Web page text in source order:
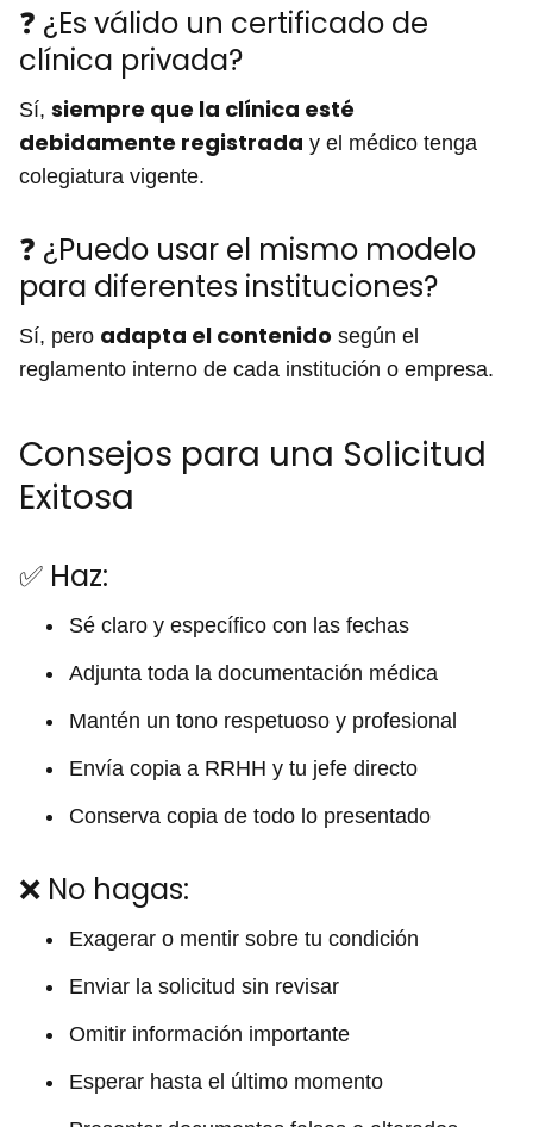
❓ ¿Es válido un certificado de
clínica privada?
Sí, siempre que la clínica esté
debidamente registrada y el médico tenga
colegiatura vigente.
❓ ¿Puedo usar el mismo modelo
para diferentes instituciones?
Sí, pero adapta el contenido según el
reglamento interno de cada institución o empresa.
Consejos para una Solicitud
Exitosa
✅ Haz:
Sé claro y específico con las fechas
Adjunta toda la documentación médica
Mantén un tono respetuoso y profesional
Envía copia a RRHH y tu jefe directo
Conserva copia de todo lo presentado
❌ No hagas:
Exagerar o mentir sobre tu condición
Enviar la solicitud sin revisar
Omitir información importante
Esperar hasta el último momento